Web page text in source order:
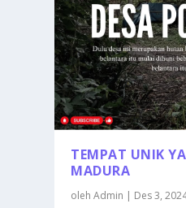
TEMPAT UNIK
MADURA
olehAdmin | Des 3,